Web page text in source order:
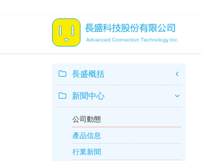
長盛概括
新聞中心
公司動態
產品信息
行業新聞